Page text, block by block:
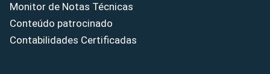
Monitor de Notas Técnicas
Conteúdo patrocinado
Contabilidades Certificadas